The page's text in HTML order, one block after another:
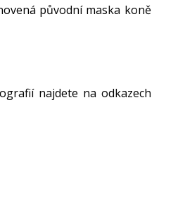
původní maska koně
najdete na odkazech